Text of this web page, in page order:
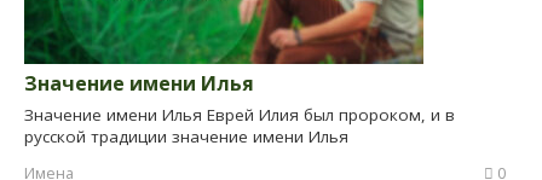
Значение имени Илья
Значение имени Илья Еврей Илия был пророком, и в
русской традиции значение имени Илья
Имена
0